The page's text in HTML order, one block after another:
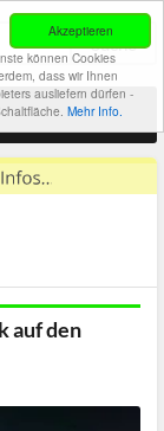
Akzeptieren
können Cookies
dass wir Ihnen
ausliefern dürfen -
Mehr Info.
auf den